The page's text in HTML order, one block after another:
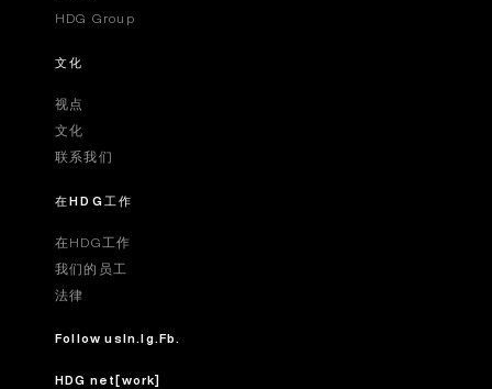
HDG Group
文化
视点
文化
联系我们
在HDG工作
在HDG工作
我们的员工
法律
Follow usIn.Ig.Fb.
HDG net[work]